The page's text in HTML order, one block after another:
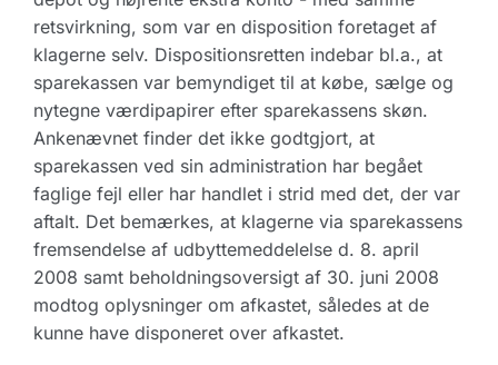
retsvirkning, som var en disposition foretaget af
klagerne selv. Dispositionsretten indebar bl.a., at
sparekassen var bemyndiget til at købe, sælge og
nytegne værdipapirer efter sparekassens skøn.
Ankenævnet finder det ikke godtgjort, at
sparekassen ved sin administration har begået
faglige fejl eller har handlet i strid med det, der var
aftalt. Det bemærkes, at klagerne via sparekassens
fremsendelse af udbyttemeddelelse d. 8. april
2008 samt beholdningsoversigt af 30. juni 2008
modtog oplysninger om afkastet, således at de
kunne have disponeret over afkastet.